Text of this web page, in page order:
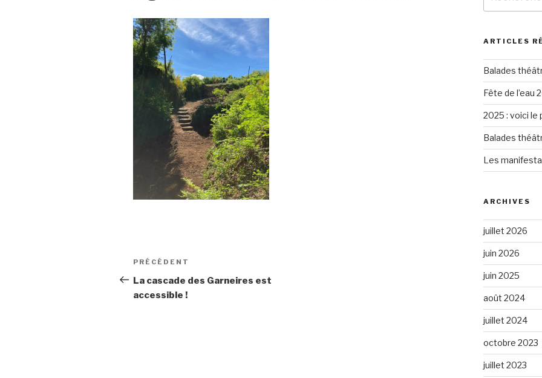
Navigation
de
l’article
Article
précédent
PRÉCÉDENT
La cascade des Garneires est
accessible !
:
ARTICLES
Balades
Fête de l’eau
2025 : voici le
Balades
Les
ARCHIVES
juillet 2026
juin 2026
juin 2025
août 2024
juillet 2024
octobre 2023
juillet 2023